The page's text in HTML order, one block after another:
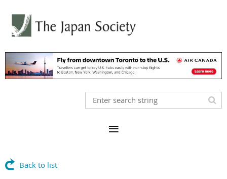
Back to list